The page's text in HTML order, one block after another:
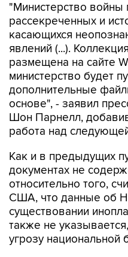
"Министерство войны
рассекреченных и
касающихся
явлений (...).
размещена на сайте
министерство будет
дополнительные
основе", - заявил
Шон Парнелл,
работа над
Как и в предыдущих
документах не
относительно того,
США, что данные об
существовании
также не
угрозу